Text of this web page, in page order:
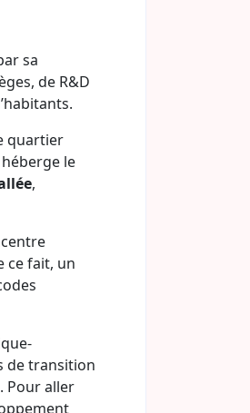
sa
de R&D
quartier
le
,
ce fait, un
de transition
Pour aller